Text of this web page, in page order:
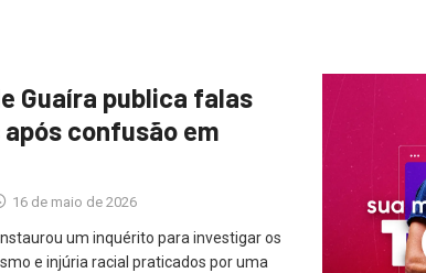
Guaíra publica falas
confusão em
16 de maio de 2026
um inquérito para investigar os
e injúria racial praticados por uma